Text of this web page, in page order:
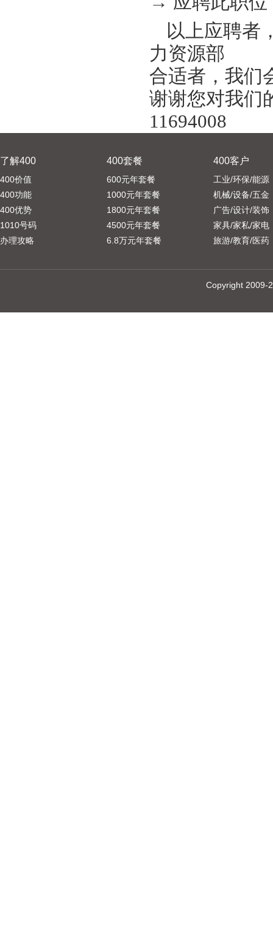
以上应聘者
力资源部
合适者，我们
谢谢您对我们
11694008
了解400
400价值
400功能
400优势
1010号码
办理攻略
400套餐
600元年套餐
1000元年套餐
1800元年套餐
4500元年套餐
6.8万元年套餐
400客户
工业/环保/能源
机械/设备/五金
广告/设计/装饰
家具/家私/家电
旅游/教育/医药
Copyright 2009-